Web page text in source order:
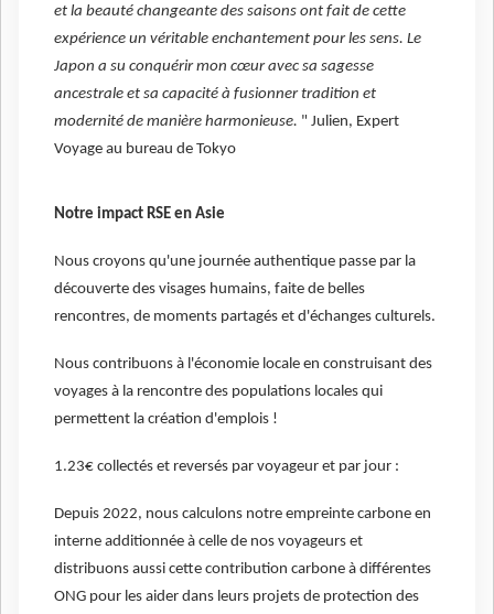
et la beauté changeante des saisons ont fait de cette
expérience un véritable enchantement pour les sens. Le
Japon a su conquérir mon cœur avec sa sagesse
ancestrale et sa capacité à fusionner tradition et
modernité de manière harmonieuse. " Julien, Expert
Voyage au bureau de Tokyo
Notre impact RSE en Asie
Nous croyons qu'une journée authentique passe par la
découverte des visages humains, faite de belles
rencontres, de moments partagés et d'échanges culturels.
Nous contribuons à l'économie locale en construisant des
voyages à la rencontre des populations locales qui
permettent la création d'emplois !
1.23€ collectés et reversés par voyageur et par jour :
Depuis 2022, nous calculons notre empreinte carbone en
interne additionnée à celle de nos voyageurs et
distribuons aussi cette contribution carbone à différentes
ONG pour les aider dans leurs projets de protection des